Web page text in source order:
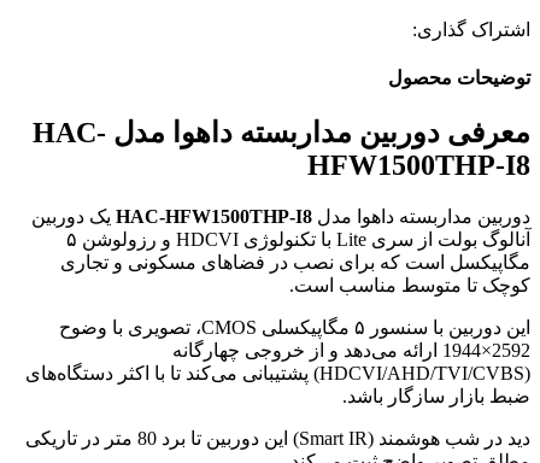
اشتراک گذاری:
توضیحات محصول
معرفی دوربین مداربسته داهوا مدل HAC-
HFW1500THP-I8
دوربین مداربسته داهوا مدل HAC-HFW1500THP-I8 یک دوربین
آنالوگ بولت از سری Lite با تکنولوژی HDCVI و رزولوشن ۵
مگاپیکسل است که برای نصب در فضاهای مسکونی و تجاری
کوچک تا متوسط مناسب است.
این دوربین با سنسور ۵ مگاپیکسلی CMOS، تصویری با وضوح
2592×1944 ارائه می‌دهد و از خروجی چهارگانه
(HDCVI/AHD/TVI/CVBS) پشتیبانی می‌کند تا با اکثر دستگاه‌های
ضبط بازار سازگار باشد.
دید در شب هوشمند (Smart IR) این دوربین تا برد 80 متر در تاریکی